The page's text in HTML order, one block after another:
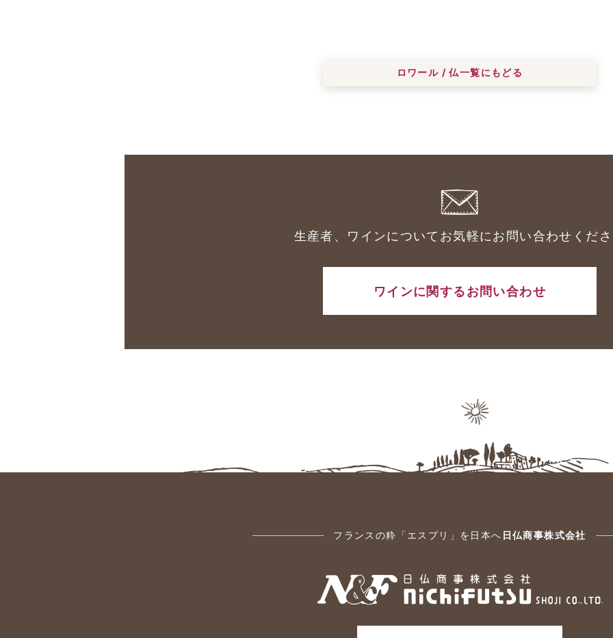
ロワール / 仏一覧にもどる
生産者、ワインについてお気軽にお問い合わせくだ
ワインに関するお問い合わせ
フランスの粋「エスプリ」を日本へ 日仏商事株式会社